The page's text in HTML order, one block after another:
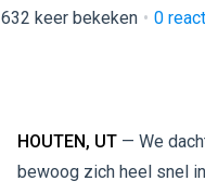
632 keer bekeken 0
HOUTEN, UT — We
bewoog zich heel snel